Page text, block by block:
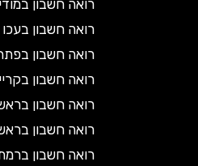
רואה חשבון במודיעין
רואה חשבון בעכו
רואה חשבון בפתח
רואה חשבון בקריית
רואה חשבון בראש
רואה חשבון בראשון
רואה חשבון ברמת גן